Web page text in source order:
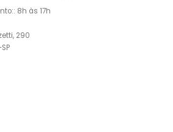
8h às 17h
290